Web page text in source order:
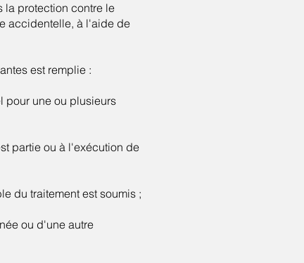
la protection contre le
accidentelle, à l'aide de
est remplie :
pour une ou plusieurs
partie ou à l'exécution de
du traitement est soumis ;
ou d'une autre